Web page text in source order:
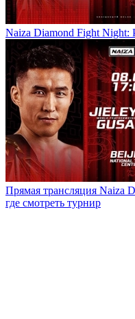
Naiza Diamond Fight Night:
Прямая трансляция Naiza
где смотреть турнир